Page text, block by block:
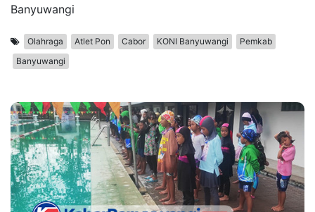
Banyuwangi
Olahraga Atlet Pon Cabor KONI Banyuwangi
Pemkab
Banyuwangi